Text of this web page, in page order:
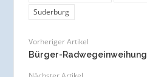
Suderburg
Vorheriger Artikel
Bürger-Radwegeinweihung